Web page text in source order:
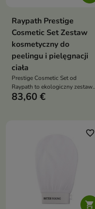
Raypath Prestige
Cosmetic Set Zestaw
kosmetyczny do
peelingu i pielęgnacji
ciała
Prestige Cosmetic Set od
Raypath to ekologiczny zestaw
kosmetyczny, który pozwala
rękawice oraz krem Golden Ray
83,60 €

favorite_border